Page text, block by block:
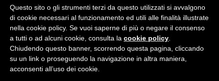
C.F.: 97029170582
Area Riservata 2.0
Questo sito o gli strumenti terzi da questo utilizzati si avvalgono
di cookie necessari al funzionamento ed utili alle finalità illustrate
nella cookie policy. Se vuoi saperne di più o negare il consenso
a tutti o ad alcuni cookie, consulta la cookie policy
Chiudendo questo banner, scorrendo questa pagina, cliccando
su un link o proseguendo la navigazione in altra maniera,
acconsenti all’uso dei cookie.